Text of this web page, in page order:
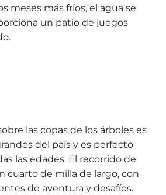
meses más fríos, el agua se
un patio de juegos
las copas de los árboles es
del país y es perfecto
las edades. El recorrido de
cuarto de milla de largo, con
de aventura y desafíos.